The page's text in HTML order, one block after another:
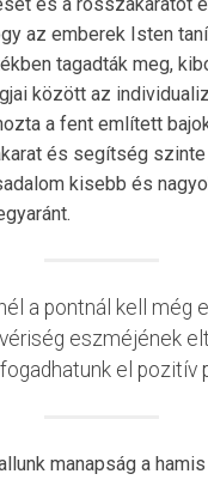
az emberek Isten
tagadták meg,
között az
a fent említett
és segítség
kisebb és
a pontnál kell még
eszméjének
el pozitív
manapság a